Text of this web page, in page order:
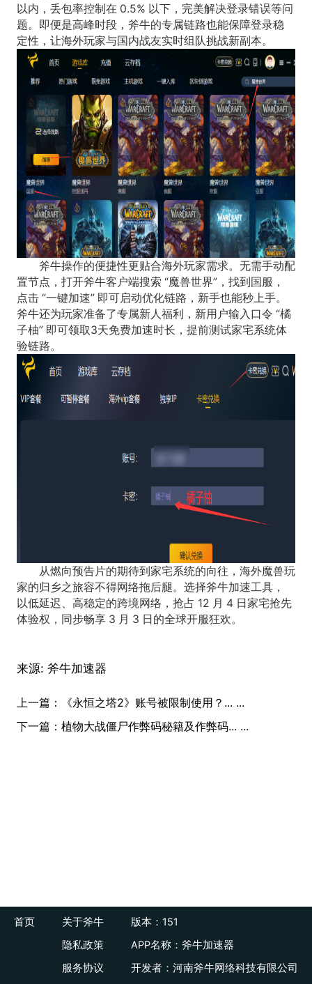
以内，丢包率控制在 0.5% 以下，完美解决登录错误等问
题。即便是高峰时段，斧牛的专属链路也能保障登录稳
定性，让海外玩家与国内战友实时组队挑战新副本。
斧牛操作的便捷性更贴合海外玩家需求。无需手动配
置节点，打开斧牛客户端搜索 “魔兽世界”，找到国服，
点击 “一键加速” 即可启动优化链路，新手也能秒上手。
斧牛还为玩家准备了专属新人福利，新用户输入口令 “橘
子柚” 即可领取3天免费加速时长，提前测试家宅系统体
验链路。
从燃向预告片的期待到家宅系统的向往，海外魔兽玩
家的归乡之旅容不得网络拖后腿。选择斧牛加速工具，
以低延迟、高稳定的跨境网络，抢占 12 月 4 日家宅抢先
体验权，同步畅享 3 月 3 日的全球开服狂欢。
来源: 斧牛加速器
上一篇：
《永恒之塔2》账号被限制使用？... ...
下一篇：植物大战僵尸作弊码秘籍及作弊码... ...
首页
关于斧牛
隐私政策
服务协议
版本：151
APP名称：斧牛加速器
开发者：河南斧牛网络科技有限公司